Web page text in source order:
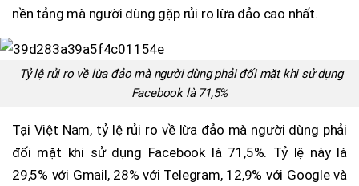
nền tảng mà người dùng gặp rủi ro lừa đảo cao nhất.
Tỷ lệ rủi ro về lừa đảo mà người dùng phải đối mặt khi sử dụng
Facebook là 71,5%
Tại Việt Nam, tỷ lệ rủi ro về lừa đảo mà người dùng phải
đối mặt khi sử dụng Facebook là 71,5%. Tỷ lệ này là
29,5% với Gmail, 28% với Telegram, 12,9% với Google và